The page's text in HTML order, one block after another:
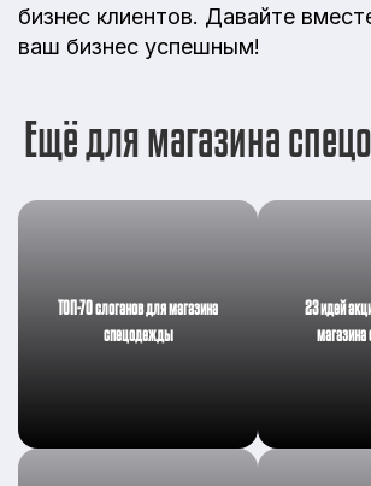
бизнес клиентов. Давайте
ваш бизнес успешным!
Ещё для магазина
ТОП-70 слоганов для магазина
спецодежды
23 идей